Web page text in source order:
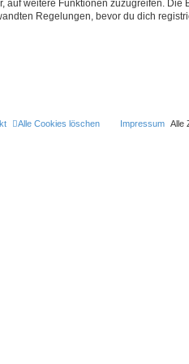
auf weitere Funktionen zuzugreifen. Die
Regelungen, bevor du dich
Alle
Impressum
Alle Cookies löschen